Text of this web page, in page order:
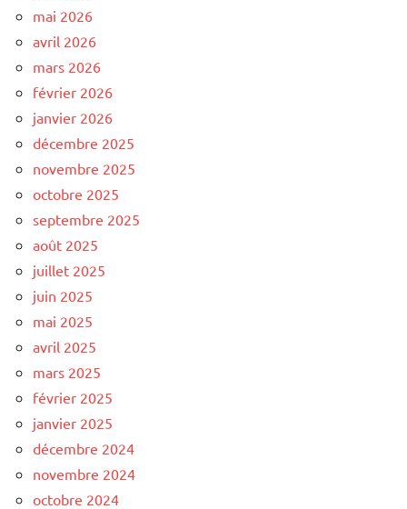
mai 2026
avril 2026
mars 2026
février 2026
janvier 2026
décembre 2025
novembre 2025
octobre 2025
septembre 2025
août 2025
juillet 2025
juin 2025
mai 2025
avril 2025
mars 2025
février 2025
janvier 2025
décembre 2024
novembre 2024
octobre 2024